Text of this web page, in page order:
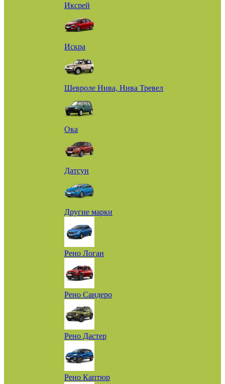
Иксрей
Искра
Шевроле Нива, Нива Тревел
Ока
Датсун
Другие марки
Рено Логан
Рено Сандеро
Рено Дастер
Рено Каптюр